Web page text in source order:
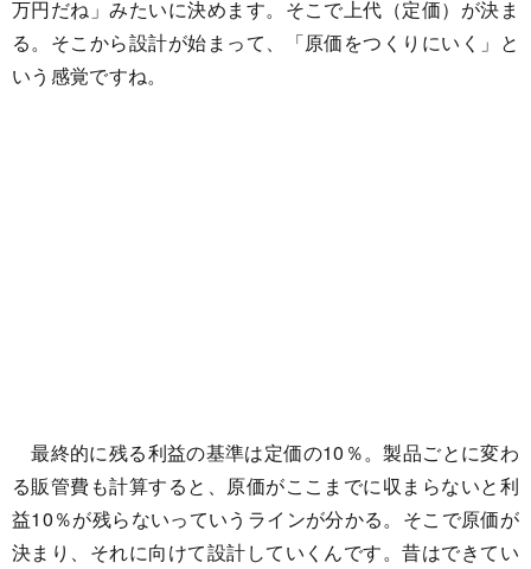
万円だね」みたいに決めます。そこで上代（定価）が決ま
る。そこから設計が始まって、「原価をつくりにいく」と
いう感覚ですね。
最終的に残る利益の基準は定価の10％。製品ごとに変わ
る販管費も計算すると、原価がここまでに収まらないと利
益10％が残らないっていうラインが分かる。そこで原価が
決まり、それに向けて設計していくんです。昔はできてい